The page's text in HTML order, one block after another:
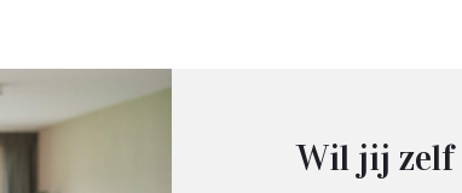
Wil jij zelf